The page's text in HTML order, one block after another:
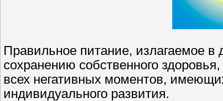
Правильное питание, излагаемое в
сохранению собственного
всех негативных моментов,
индивидуального развития.